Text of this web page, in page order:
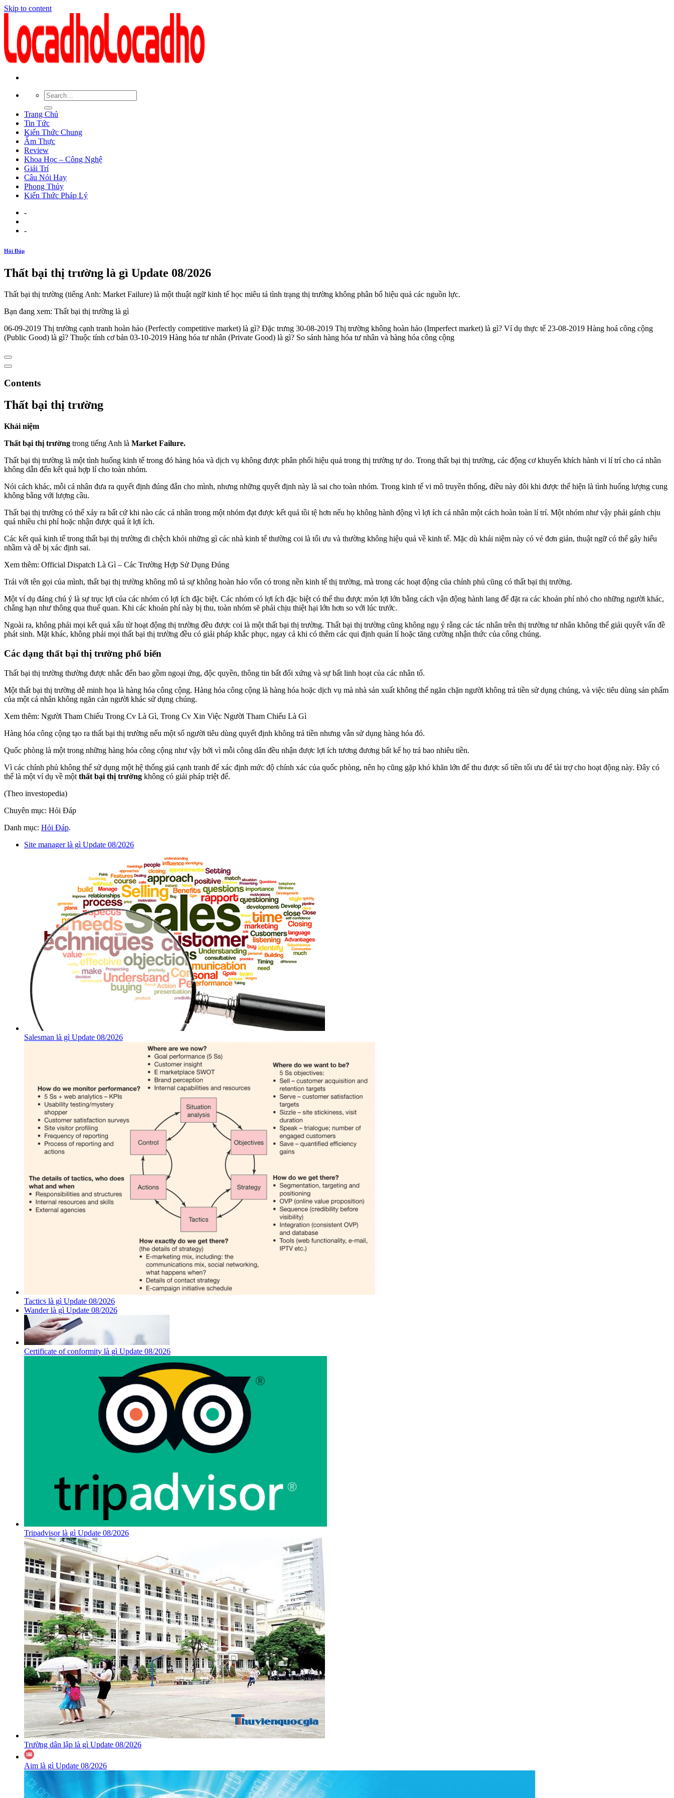
Skip to content
Trang Chủ
Tin Tức
Kiến Thức Chung
Ẩm Thực
Review
Khoa Học – Công Nghệ
Giải Trí
Câu Nói Hay
Phong Thủy
Kiến Thức Pháp Lý
-
-
Hỏi Đáp
Thất bại thị trường là gì Update 08/2026
Thất bại thị trường (tiếng Anh: Market Failure) là một thuật ngữ kinh tế học miêu tả tình trạng thị trường không phân bổ hiệu quả các nguồn lực.
Bạn đang xem: Thất bại thị trường là gì
06-09-2019 Thị trường cạnh tranh hoàn hảo (Perfectly competitive market) là gì? Đặc trưng 30-08-2019 Thị trường không hoàn hảo (Imperfect market) là gì? Ví dụ thực tế 23-08-2019 Hàng hoá công cộng
(Public Good) là gì? Thuộc tính cơ bản 03-10-2019 Hàng hóa tư nhân (Private Good) là gì? So sánh hàng hóa tư nhân và hàng hóa công cộng
Contents
Thất bại thị trường
Khái niệm
Thất bại thị trường trong tiếng Anh là Market Failure.
Thất bại thị trường là một tình huống kinh tế trong đó hàng hóa và dịch vụ không được phân phối hiệu quả trong thị trường tự do. Trong thất bại thị trường, các động cơ khuyến khích hành vi lí trí cho cá nhân
không dẫn đến kết quả hợp lí cho toàn nhóm.
Nói cách khác, mỗi cá nhân đưa ra quyết định đúng đắn cho mình, nhưng những quyết định này là sai cho toàn nhóm. Trong kinh tế vi mô truyền thống, điều này đôi khi được thể hiện là tình huống lượng cung
không bằng với lượng cầu.
Thất bại thị trường có thể xảy ra bất cứ khi nào các cá nhân trong một nhóm đạt được kết quả tồi tệ hơn nếu họ không hành động vì lợi ích cá nhân một cách hoàn toàn lí trí. Một nhóm như vậy phải gánh chịu
quá nhiều chi phí hoặc nhận được quá ít lợi ích.
Các kết quả kinh tế trong thất bại thị trường đi chệch khỏi những gì các nhà kinh tế thường coi là tối ưu và thường không hiệu quả về kinh tế. Mặc dù khái niệm này có vẻ đơn giản, thuật ngữ có thể gây hiểu
nhầm và dễ bị xác định sai.
Xem thêm: Official Dispatch Là Gì – Các Trường Hợp Sử Dụng Đúng
Trái với tên gọi của mình, thất bại thị trường không mô tả sự không hoàn hảo vốn có trong nền kinh tế thị trường, mà trong các hoạt động của chính phủ cũng có thất bại thị trường.
Một ví dụ đáng chú ý là sự trục lợi của các nhóm có lợi ích đặc biệt. Các nhóm có lợi ích đặc biệt có thể thu được món lợi lớn bằng cách vận động hành lang để đặt ra các khoản phí nhỏ cho những người khác,
chẳng hạn như thông qua thuế quan. Khi các khoản phí này bị thu, toàn nhóm sẽ phải chịu thiệt hại lớn hơn so với lúc trước.
Ngoài ra, không phải mọi kết quả xấu từ hoạt động thị trường đều được coi là một thất bại thị trường. Thất bại thị trường cũng không ngụ ý rằng các tác nhân trên thị trường tư nhân không thể giải quyết vấn đề
phát sinh. Mặt khác, không phải mọi thất bại thị trường đều có giải pháp khắc phục, ngay cả khi có thêm các qui định quản lí hoặc tăng cường nhận thức của công chúng.
Các dạng thất bại thị trường phổ biến
Thất bại thị trường thường được nhắc đến bao gồm ngoại ứng, độc quyền, thông tin bất đối xứng và sự bất linh hoạt của các nhân tố.
Một thất bại thị trường dễ minh họa là hàng hóa công cộng. Hàng hóa công cộng là hàng hóa hoặc dịch vụ mà nhà sản xuất không thể ngăn chặn người không trả tiền sử dụng chúng, và việc tiêu dùng sản phẩm
của một cá nhân không ngăn cản người khác sử dụng chúng.
Xem thêm: Người Tham Chiếu Trong Cv Là Gì, Trong Cv Xin Việc Người Tham Chiếu Là Gì
Hàng hóa công cộng tạo ra thất bại thị trường nếu một số người tiêu dùng quyết định không trả tiền nhưng vẫn sử dụng hàng hóa đó.
Quốc phòng là một trong những hàng hóa công cộng như vậy bởi vì mỗi công dân đều nhận được lợi ích tương đương bất kể họ trả bao nhiêu tiền.
Vì các chính phủ không thể sử dụng một hệ thống giá cạnh tranh để xác định mức độ chính xác của quốc phòng, nên họ cũng gặp khó khăn lớn để thu được số tiền tối ưu để tài trợ cho hoạt động này. Đây có
thể là một ví dụ về một thất bại thị trường không có giải pháp triệt để.
(Theo investopedia)
Chuyên mục: Hỏi Đáp
Danh mục: Hỏi Đáp.
Site manager là gì Update 08/2026
Salesman là gì Update 08/2026
Tactics là gì Update 08/2026
Wander là gì Update 08/2026
Certificate of conformity là gì Update 08/2026
Tripadvisor là gì Update 08/2026
Trường dân lập là gì Update 08/2026
Aim là gì Update 08/2026